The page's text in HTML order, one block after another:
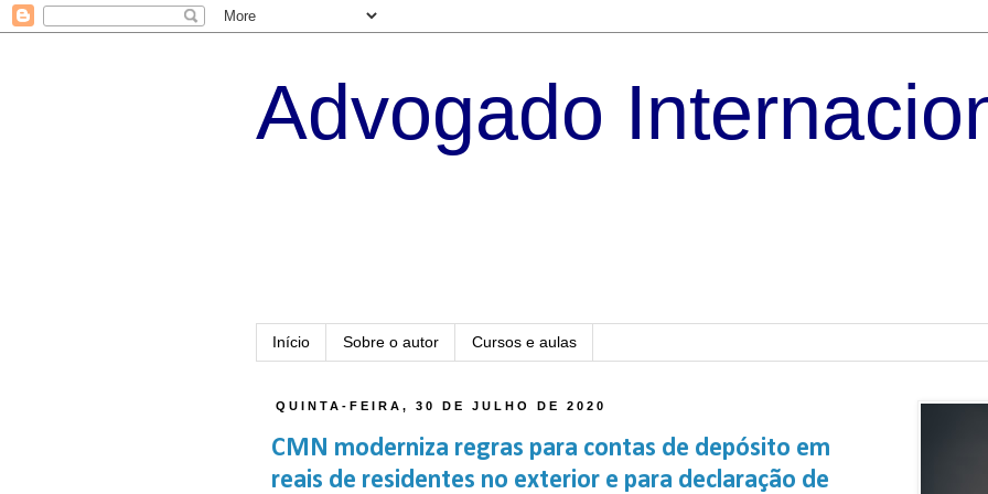
Advogado
Início Sobre o autor Cursos e aulas
QUINTA-FEIRA, 30 DE JULHO DE 2020
CMN moderniza regras para contas de depósito em
reais de residentes no exterior e para declaração de